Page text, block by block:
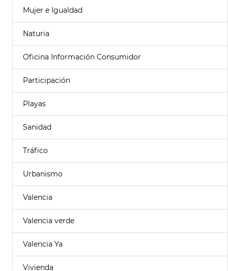
Mujer e Igualdad
Naturia
Oficina Información Consumidor
Participación
Playas
Sanidad
Tráfico
Urbanismo
Valencia
Valencia verde
Valencia Ya
Vivienda